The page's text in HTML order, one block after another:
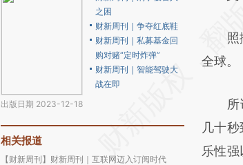
出版日期 2023-12-18
之困
财新周刊｜争夺红底鞋
财新周刊｜私募基金回
购对赌“定时炸弹”
财新周刊｜智能驾驶大
战在即
相关报道
【财新周刊】财新周刊｜互联网迈入订阅时代
成，可
对和
照搬
全球。
所谓
几十
乐性